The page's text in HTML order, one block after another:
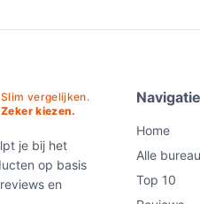
het onderstel correct
in en controleer of de
met de specificatie.
mensentaal
Slim vergelijken.
Zeker kiezen.
je bij het
op basis
en
Navigatie
Home
Alle
Top 10